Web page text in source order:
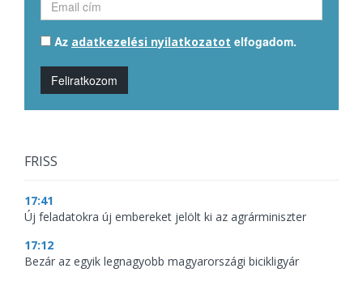
Az adatkezelési nyilatkozatot elfogadom.
Feliratkozom
FRISS
17:41
Új feladatokra új embereket jelölt ki az agrárminiszter
17:12
Bezár az egyik legnagyobb magyarországi bicikligyár